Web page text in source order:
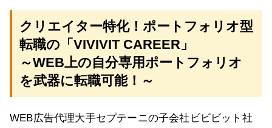
クリエイター特化！ポートフォリオ型
転職の「VIVIVIT CAREER」
～WEB上の自分専用ポートフォリオ
を武器に転職可能！～
WEB広告代理大手セプテーニの子会社ビビビット社